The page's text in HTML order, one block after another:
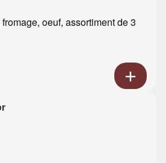
oeuf, assortiment de 3